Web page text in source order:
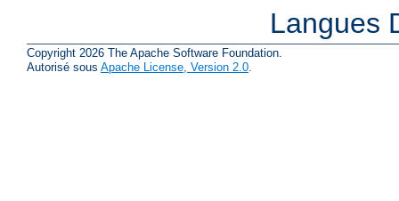
Langues
Copyright 2026 The Apache Software Foundation.
Autorisé sous Apache License, Version 2.0.